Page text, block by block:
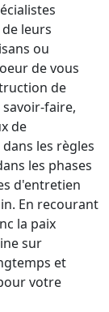
leurs
ou
de vous
de
faire,
de
les règles
les phases
d'entretien
En recourant
la paix
sur
et
votre